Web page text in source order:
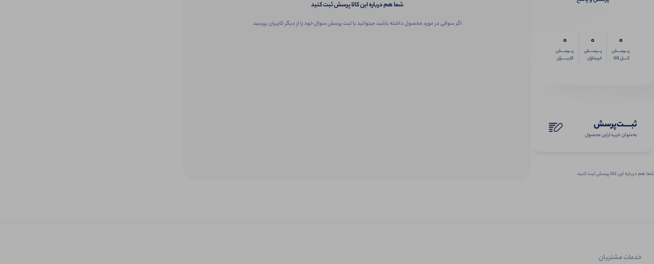
0
پـــرســـش
کــــل کالا
0
پـــرســـش
خریداران
0
پـــرســـش
کاربـــــران
ثبـــــت‌پرسش
به‌عنوان ‌خریدار‌این‌ محصول
شما هم درباره این کالا پرسش ثبت کنید
شما هم درباره این کالا پرسش ثبت کنید
اگر سوالی در مورد محصول داشته باشید میتوانید با ثبت پرسش سوال خود را از دیگر کاربران بپرسید
خدمات مشتریان